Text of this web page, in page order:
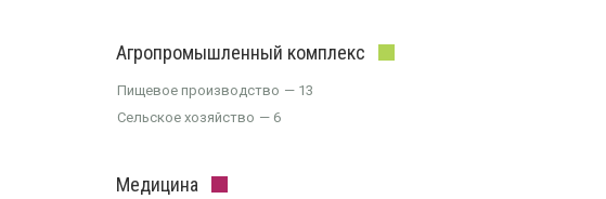
Агропромышленный комплекс
Пищевое производство
13
Сельское хозяйство
6
Медицина